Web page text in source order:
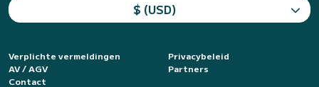
$ (USD)
Verplichte vermeldingen
Privacybeleid
AV / AGV
Partners
Contact